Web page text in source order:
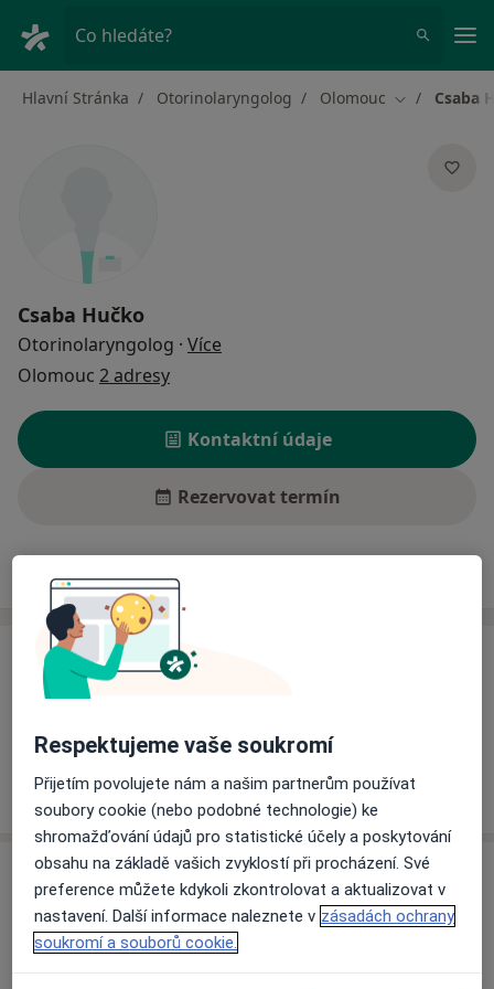
Co hledáte?
Hlavní Stránka Otorinolaryngolog Olomouc Změna města
Csaba
Csaba Hučko
Otorinolaryngolog · Více
Olomouc 2 adresy
Kontaktní údaje
Rezervovat termín
Ceník Adresy
Ceník
Informace o službách a cenách nejsou k dispozici
Tento specialista ještě nepřidával žádné informace o
svých službách.
Adresy (2)
Adresa 1 Adresa 2
Respektujeme vaše soukromí
Přijetím povolujete nám a našim partnerům používat
soubory cookie (nebo podobné technologie) ke
shromažďování údajů pro statistické účely a poskytování
obsahu na základě vašich zvyklostí při procházení. Své
preference můžete kdykoli zkontrolovat a aktualizovat v
nastavení. Další informace naleznete v zásadách ochrany
soukromí a souborů cookie.